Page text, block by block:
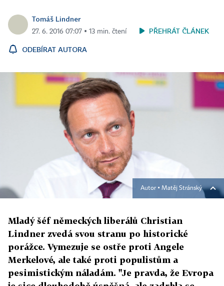
Tomáš Lindner
27. 6. 2016 07:07 ▪ 13 min. čtení PŘEHRÁT ČLÁNEK
ODEBÍRAT AUTORA
Autor ▪ Matěj Stránský
Mladý šéf německých liberálů Christian
Lindner zvedá svou stranu po historické
porážce. Vymezuje se ostře proti Angele
Merkelové, ale také proti populistům a
pesimistickým náladám. "Je pravda, že Evropa